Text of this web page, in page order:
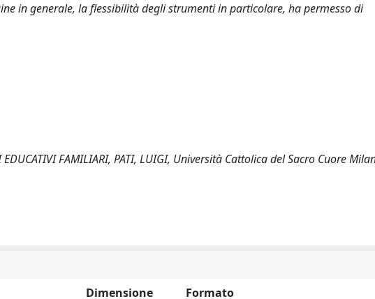
in generale, la flessibilità degli strumenti in particolare, ha permesso di
EDUCATIVI FAMILIARI, PATI, LUIGI, Università Cattolica del Sacro Cuore
Dimensione
Formato